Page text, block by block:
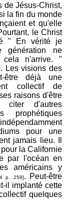
de Jésus-Christ,
la fin du monde
et qu'elle
le Christ
" En vérité je
génération ne
cela n'arrive. "
. Les visions des
être déjà une
collectif de
raisons d'être
citer d'autres
prophétiques
pour une
jamais lieu. Il
la Californie
par l'océan en
américains y
p. 259]. Peut-être
il implanté cette
quelques